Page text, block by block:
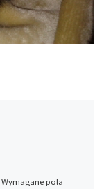
Wymagane pola